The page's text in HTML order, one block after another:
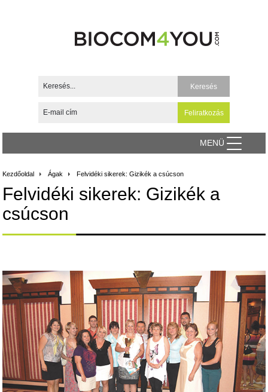
MENÜ
Kezdőoldal Ágak Felvidéki sikerek: Gizikék a csúcson
Felvidéki sikerek: Gizikék a
csúcson